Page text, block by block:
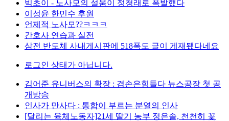
빅초이 - 노사모의 설움이 정청래로 폭발했다
이성윤 한민수 후원
언제적 노사모??ㅋㅋㅋ
간호사 연습과 실전
삼전 반도체 사내게시판에 518폭도 글이 게재됐다네요
로그인 상태가 아닙니다.
김어준 유니버스의 확장 : 겸손은힘들다 뉴스공장 첫 공
개방송
인사가 만사다 : 통합이 부르는 분열의 인사
[달리는 육체노동자]21세 딸기 농부 정은솔, 천천히 꽃